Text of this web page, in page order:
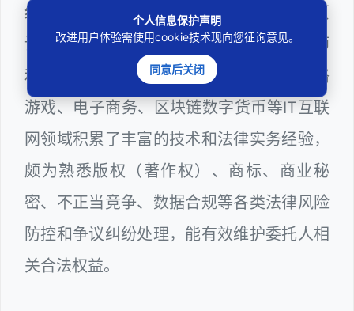
统公职律师、计算机信息网络安全员、网页
设计师、计算机程序员、服务器维护工程师
和网站站长多年，在软件程序源代码、网络
游戏、电子商务、区块链数字货币等IT互联
网领域积累了丰富的技术和法律实务经验，
颇为熟悉版权（著作权）、商标、商业秘
密、不正当竞争、数据合规等各类法律风险
防控和争议纠纷处理，能有效维护委托人相
关合法权益。
个人信息保护声明
改进用户体验需使用cookie技术现向您征询意见。
同意后关闭